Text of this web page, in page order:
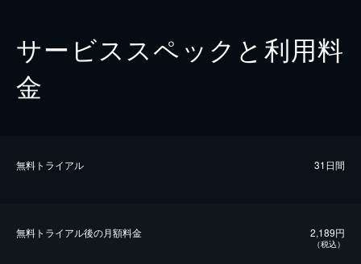
サービススペックと利用料
金
無料トライアル 31日間
無料トライアル後の⽉額料金 2,189円
（税込）